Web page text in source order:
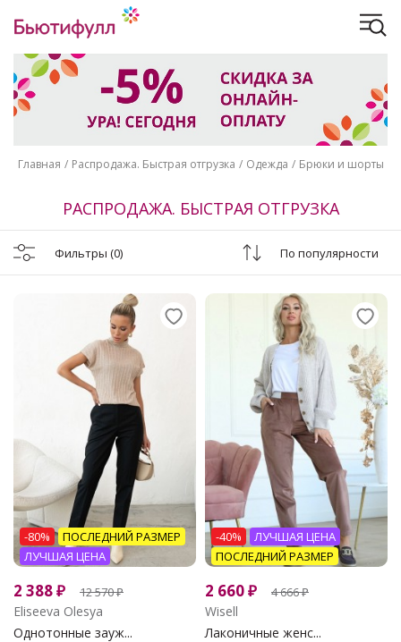
Главная Распродажа. Быстрая отгрузка Одежда Брюки и шорты
РАСПРОДАЖА. БЫСТРАЯ ОТГРУЗКА
Фильтры (0) По популярности
-80%
ПОСЛЕДНИЙ РАЗМЕР
ЛУЧШАЯ ЦЕНА
2 388₽ 12 570₽
Eliseeva Olesya
Однотонные зауж...
-40%
ЛУЧШАЯ ЦЕНА
ПОСЛЕДНИЙ РАЗМЕР
2 660₽ 4 666₽
Wisell
Лаконичные женс...